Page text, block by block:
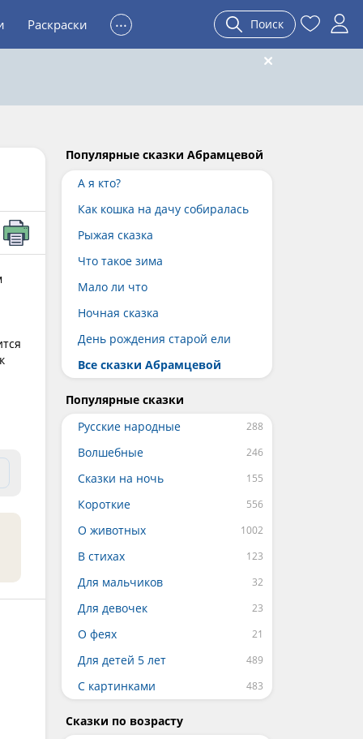
Раскраски ... Поиск
Популярные сказки Абрамцевой
А я кто?
Как кошка на дачу собиралась
Рыжая сказка
Что такое зима
Мало ли что
Ночная сказка
День рождения старой ели
Все сказки Абрамцевой
Популярные сказки
Русские народные
Волшебные
Сказки на ночь
Короткие
О животных
В стихах
Для мальчиков
Для девочек
О феях
Для детей 5 лет
С картинками
Сказки по возрасту